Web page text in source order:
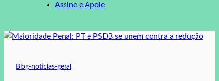
Assine e Apoie
Blog-noticias-geral